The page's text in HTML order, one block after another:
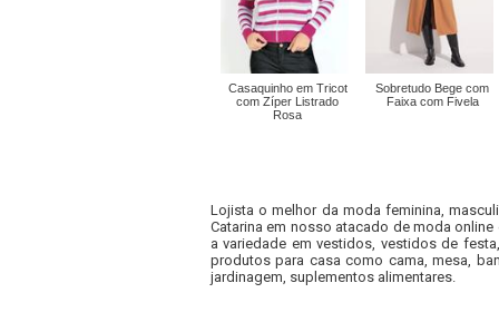
Casaquinho em Tricot
com Zíper Listrado
Rosa
Sobretudo Bege com
Faixa com Fivela
Lojista o melhor da moda feminina,
Catarina em nosso atacado de moda
a variedade em vestidos, vestidos de
produtos para casa como cama, mesa,
jardinagem, suplementos alimentares.